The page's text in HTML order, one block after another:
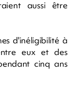
aussi être
d'inéligibilité à
eux et des
cinq ans